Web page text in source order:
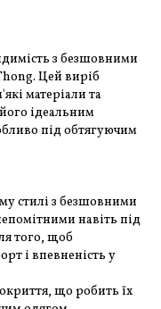
з безшовними
Цей виріб
матеріали та
ідеальним
під обтягуючим
стилі з безшовними
навіть під
того, щоб
і впевненість у
що робить їх